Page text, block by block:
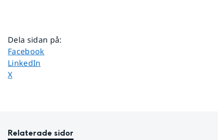
Dela sidan på:
Dela sidan på
Facebook
Dela sidan på
LinkedIn
Dela sidan på
X
Relaterade sidor